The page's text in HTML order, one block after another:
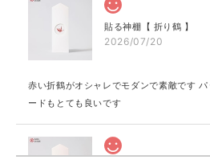
貼る神棚【 折り鶴 】
2026/07/20
赤い折鶴がオシャレでモダンで素敵です
ードもとても良いです